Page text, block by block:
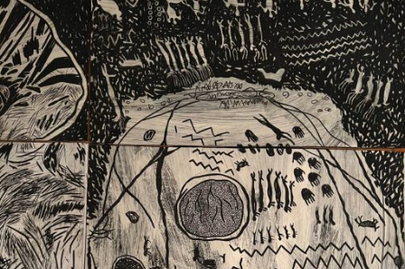
Configuración de cookies
Universidad de los Andes | Vigilada Mineducación.
Reconocimiento como universidad: Decreto 1297 del 30
de mayo de 1964. Reconocimiento de personería jurídica:
Resolución 28 del 23 de febrero de 1949, Minjusticia.
Acreditación institucional de alta calidad, 10 años:
Resolución 000194 del 16 de enero del 2025.
Ext. 2626
Posgrados
Ext. 4925
Educación
Continua
Ext. 4795